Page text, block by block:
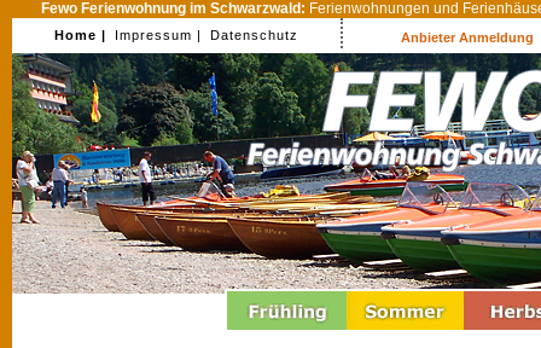
Fewo Ferienwohnung im Schwarzwald: Ferienwohnungen und
Home | Impressum | Datenschutz Anbieter Anmeldung